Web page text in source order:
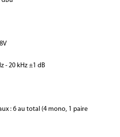
- 20 kHz ±1 dB
: 6 au total (4 mono, 1 paire